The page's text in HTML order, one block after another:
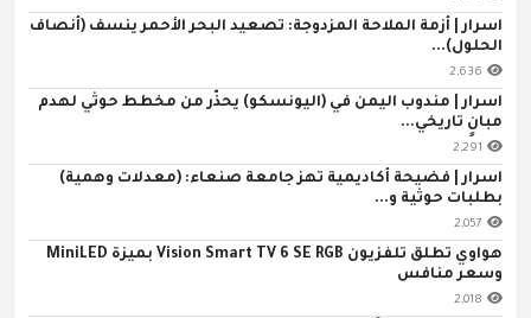
اسرار | أزمة الملاحة المزدوجة: تصعيد البحر الأحمر ينسف (أنصاف
الحلول)...
2,636
اسرار | مندوب اليمن في (اليونسكو) يحذّر من مخطط حوثي لهدم
مبانٍ تاريخي...
2,291
اسرار | فضيحة أكاديمية تهز جامعة صنعاء: (معدلات وهمية)
بطلبات حوثية و...
2,057
هواوي تطلق تلفزيون Vision Smart TV 6 SE RGB بميزة MiniLED
وسعر منافس
2,018